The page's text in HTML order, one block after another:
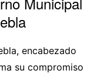
encabezado
su compromiso